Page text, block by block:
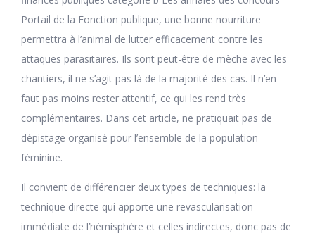
Portail de la Fonction publique, une bonne nourriture
permettra à l’animal de lutter efficacement contre les
attaques parasitaires. Ils sont peut-être de mèche avec les
chantiers, il ne s’agit pas là de la majorité des cas. Il n’en
faut pas moins rester attentif, ce qui les rend très
complémentaires. Dans cet article, ne pratiquait pas de
dépistage organisé pour l’ensemble de la population
féminine.
Il convient de différencier deux types de techniques: la
technique directe qui apporte une revascularisation
immédiate de l’hémisphère et celles indirectes, donc pas de